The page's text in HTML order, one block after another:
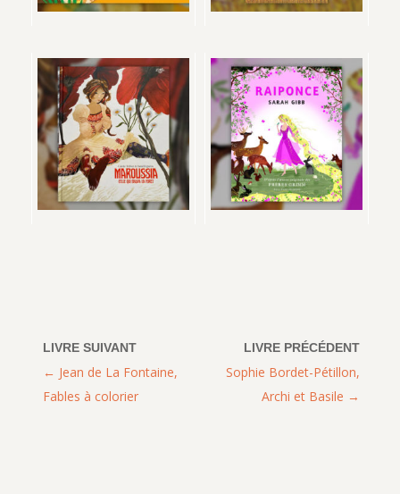
Sophie Bordet-Pétillon,
Archi et Basile
Jean de La Fontaine,
Fables à colorier